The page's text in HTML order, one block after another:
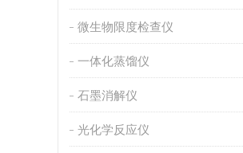
微生物限度检查仪
一体化蒸馏仪
石墨消解仪
光化学反应仪